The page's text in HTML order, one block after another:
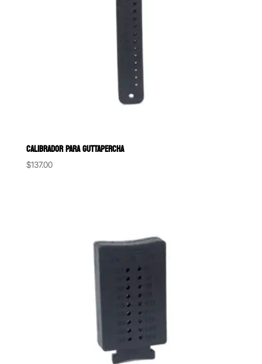
CALIBRADOR PARA GUTTAPERCHA
$137.00